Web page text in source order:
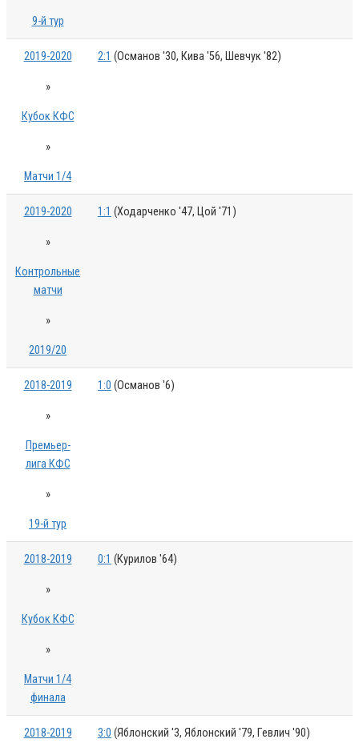
9-й тур
2019-2020
»
Кубок КФС
»
Матчи 1/4
2:1 (Османов '30, Кива '56, Шевчук '82)
2019-2020
»
Контрольные
матчи
»
2019/20
1:1 (Ходарченко '47, Цой '71)
2018-2019
»
Премьер-
лига КФС
»
19-й тур
1:0 (Османов '6)
2018-2019
»
Кубок КФС
»
Матчи 1/4
финала
0:1 (Курилов '64)
2018-2019 3:0 (Яблонский '3, Яблонский '79, Гевлич '90)